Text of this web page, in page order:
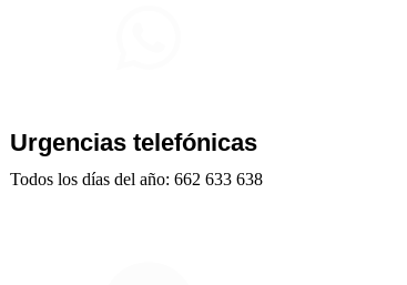
Urgencias telefónicas
Todos los días del año: 662 633 638